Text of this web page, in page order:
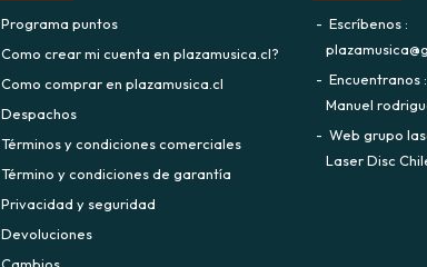
Programa puntos
Como crear mi cuenta en plazamusica.cl?
Como comprar en plazamusica.cl
Despachos
Términos y condiciones comerciales
Término y condiciones de garantía
Privacidad y seguridad
Devoluciones
Escríbenos
Encuentranos
Manuel
Web grupo
Laser Disc